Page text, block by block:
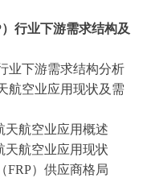
行业下游需求结构及
业下游需求结构分析
航空业应用现状及需
天航空业应用概述
天航空业应用现状
FRP）供应商格局